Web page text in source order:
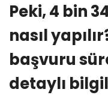
Peki, 4 bin
nasıl
başvuru
detaylı